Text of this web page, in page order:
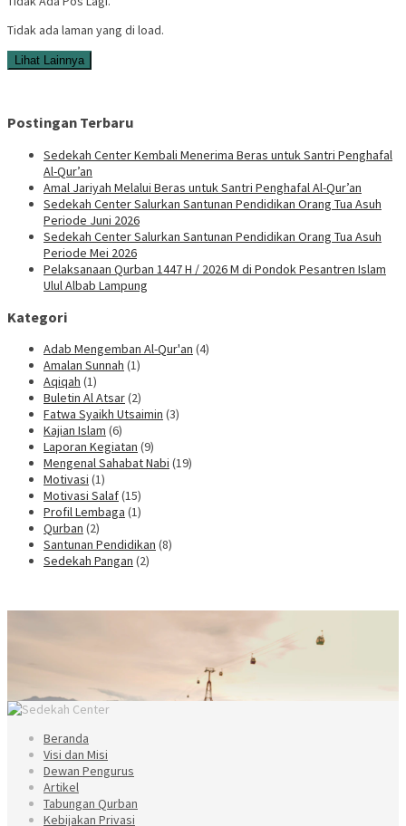
Tidak ada laman yang di load.
Lihat Lainnya
Postingan Terbaru
Sedekah Center Kembali Menerima Beras untuk Santri Penghafal
Al-Qur’an
Amal Jariyah Melalui Beras untuk Santri Penghafal Al-Qur’an
Sedekah Center Salurkan Santunan Pendidikan Orang Tua Asuh
Periode Juni 2026
Sedekah Center Salurkan Santunan Pendidikan Orang Tua Asuh
Periode Mei 2026
Pelaksanaan Qurban 1447 H / 2026 M di Pondok Pesantren Islam
Ulul Albab Lampung
Kategori
Adab Mengemban Al-Qur'an (4)
Amalan Sunnah (1)
Aqiqah (1)
Buletin Al Atsar(2)
Fatwa Syaikh Utsaimin (3)
Kajian Islam (6)
Laporan Kegiatan (9)
Mengenal Sahabat Nabi (19)
Motivasi (1)
Motivasi Salaf(15)
Profil Lembaga (1)
Qurban (2)
Santunan Pendidikan (8)
Sedekah Pangan (2)
Beranda
Visi dan Misi
Dewan Pengurus
Artikel
Tabungan Qurban
Kebijakan Privasi